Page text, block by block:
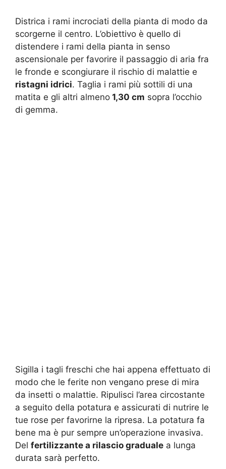
Districa i rami incrociati della pianta di modo da
scorgerne il centro. L’obiettivo è quello di
distendere i rami della pianta in senso
ascensionale per favorire il passaggio di aria fra
le fronde e scongiurare il rischio di malattie e
ristagni idrici. Taglia i rami più sottili di una
matita e gli altri almeno 1,30 cm sopra l’occhio
di gemma.
Sigilla i tagli freschi che hai appena effettuato di
modo che le ferite non vengano prese di mira
da insetti o malattie. Ripulisci l’area circostante
a seguito della potatura e assicurati di nutrire le
tue rose per favorirne la ripresa. La potatura fa
bene ma è pur sempre un’operazione invasiva.
Del fertilizzante a rilascio graduale a lunga
durata sarà perfetto.